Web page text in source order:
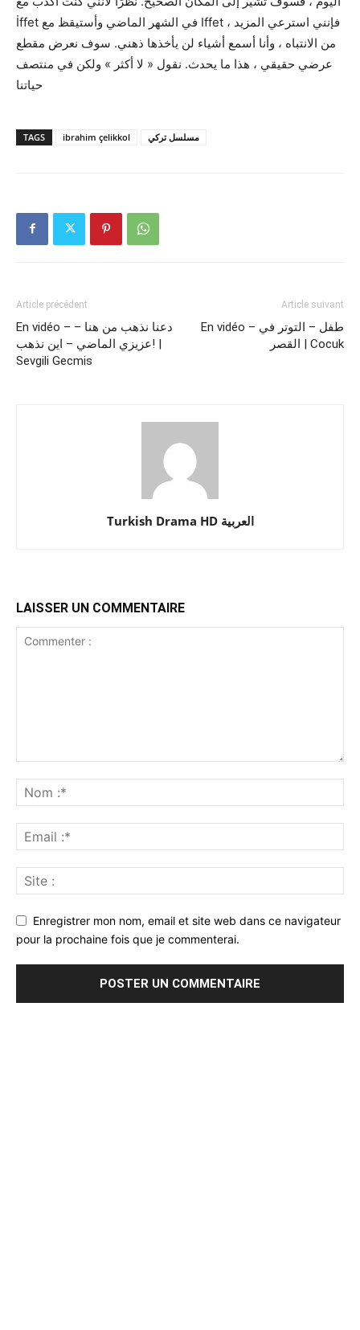
İffet في الشهر الماضي وأستيقظ مع Iffet ، فإنني استرعي المزيد
من الانتباه ، وأنا أسمع أشياء لن يأخذها ذهني. سوف نعرض مقطع
عرضي حقيقي ، هذا ما يحدث. نقول « لا أكثر » ولكن في منتصف
حياتنا
TAGS ibrahim çelikkol مسلسل تركي
Article précédent
En vidéo – دعنا نذهب من هنا –
عزيزي الماضي – اين نذهب! |
Sevgili Gecmis
Article suivant
En vidéo – طفل – التوتر في
القصر | Cocuk
Turkish Drama HD العربية
LAISSER UN COMMENTAIRE
Enregistrer mon nom, email et site web dans ce navigateur
pour la prochaine fois que je commenterai.